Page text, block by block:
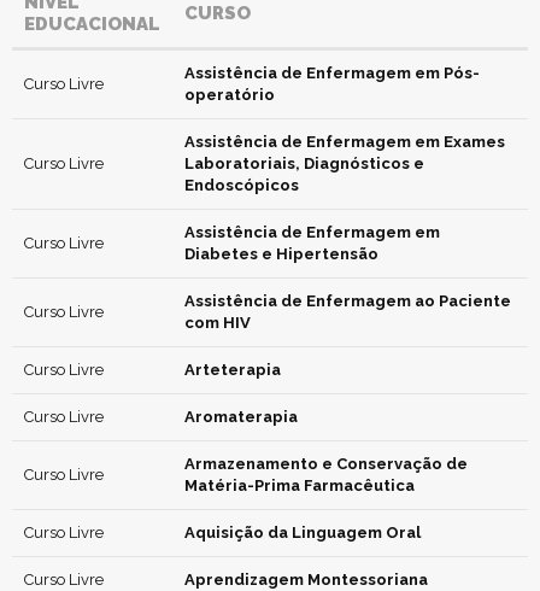
EDUCACIONAL
CURSO
Curso Livre
Assistência de Enfermagem em Pós-
operatório
Curso Livre
Assistência de Enfermagem em Exames
Laboratoriais, Diagnósticos e
Endoscópicos
Curso Livre
Assistência de Enfermagem em
Diabetes e Hipertensão
Curso Livre
Assistência de Enfermagem ao Paciente
com HIV
Curso Livre Arteterapia
Curso Livre Aromaterapia
Curso Livre
Armazenamento e Conservação de
Matéria-Prima Farmacêutica
Curso Livre Aquisição da Linguagem Oral
Curso Livre Aprendizagem Montessoriana